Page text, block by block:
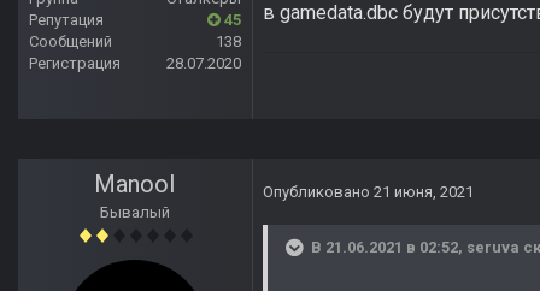
Репутация
45
Сообщений
138
Регистрация
28.07.2020
в gamedata.dbc будут
Manool
Бывалый
Опубликовано 21 июня, 2021
В 21.06.2021 в 02:52, seruva